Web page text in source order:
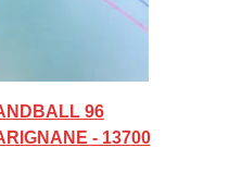
96
- 13700